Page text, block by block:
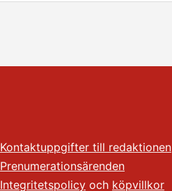
Kontaktuppgifter till redaktionen
Prenumerationsärenden
Integritetspolicy och köpvillkor